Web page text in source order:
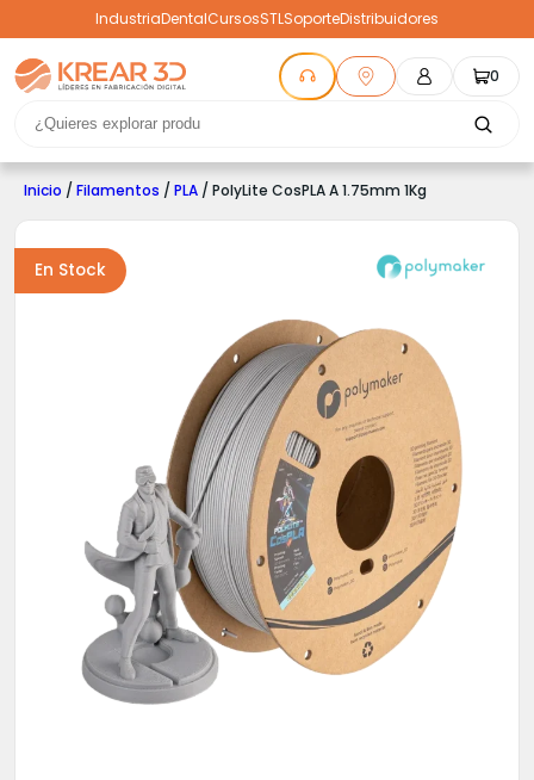
IndustriaDentalCursosSTLSoporteDistribuidores
0
Inicio / Filamentos / PLA / PolyLite CosPLA A 1.75mm 1Kg
En Stock